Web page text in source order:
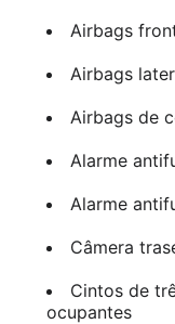
Airbags
Airbags
Airbags de
Alarme
Alarme
Câmera
Cintos de
ocupantes